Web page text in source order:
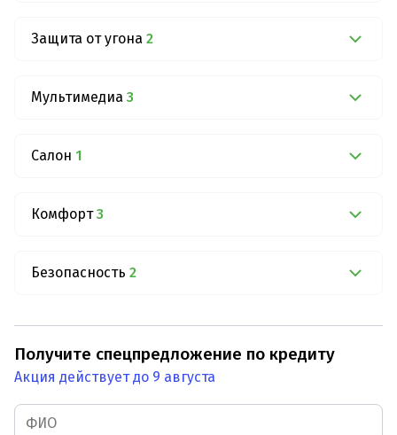
Защита от угона 2
Мультимедиа 3
Салон 1
Комфорт 3
Безопасность 2
Получите спецпредложение по кредиту
Акция действует до 9 августа